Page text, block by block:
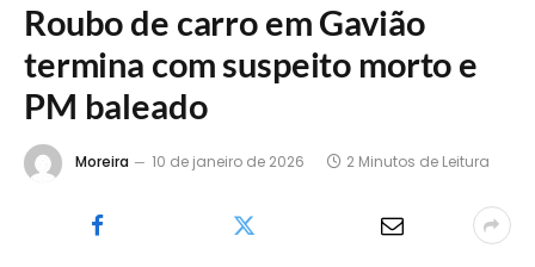
Roubo de carro em Gavião
termina com suspeito morto e
PM baleado
Moreira 10 de janeiro de 2026 2 Minutos de Leitura